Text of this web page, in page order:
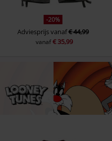
-20%
Adviesprijsvanaf€ 44,99
vanaf€ 35,99